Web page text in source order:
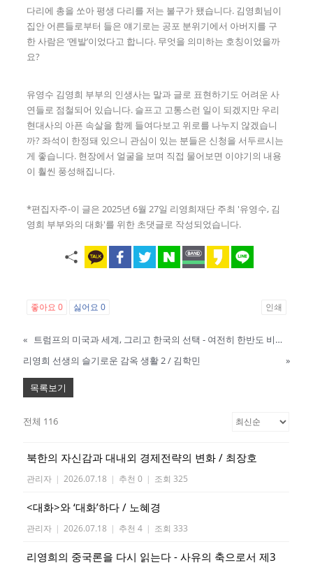
다리에 총을 쏘아 평생 다리를 저는 불구가 됐습니다. 김영희님이
집안 어른들로부터 들은 얘기로는 공포 분위기에서 아버지를 구
한 사람은 ‘멘발’이었다고 합니다. 무엇을 의미하는 호칭이었을까
요?
유영수 김영희 부부의 인생사는 말과 글로 표현하기도 어려운 사
연들로 점철되어 있습니다. 슬프고 고통스런 일이 되겠지만 우리
현대사의 아픈 속살을 함께 들여다보고 위로를 나누지 않겠습니
까? 좌석이 한정돼 있으니 관심이 있는 분들은 신청을 서두르시는
게 좋습니다. 현장에서 얼굴을 보며 직접 물어보면 이야기의 내용
이 훨씬 풍성해집니다.
*편집자주-이 글은 2025년 6월 27일 리영희재단 주최 '유영수, 김
영희 부부와의 대화'를 위한 초댓글로 작성되었습니다.
좋아요0 싫어요0 인쇄
«
트럼프의 미국과 세계, 그리고 한국의 선택 - 여전히 한반도 비핵화가 정답이다 / 이삼성
리영희 선생의 슬기로운 감옥 생활 2 / 김학민
»
목록보기
전체 116
북한의 자신감과 대내외 경제전략의 변화 / 최장호
관리자 | 2026.07.18 | 추천 0 | 조회 325
<대화>와 ‘대화’하다 / 노혜경
관리자 | 2026.07.18 | 추천 4 | 조회 333
리영희의 중국론을 다시 읽는다 - 사유의 축으로서 제3